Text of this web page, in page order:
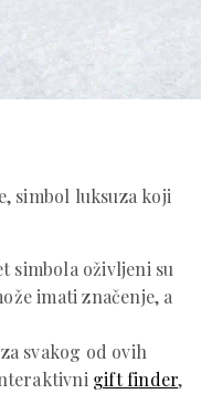
simbol luksuza koji
simbola oživljeni su
imati značenje, a
svakog od ovih
gift finder,